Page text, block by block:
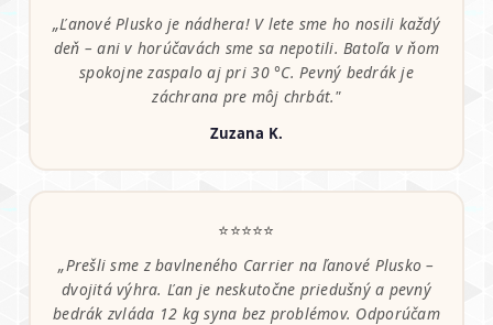
„Ľanové Plusko je nádhera! V lete sme ho nosili každý
deň – ani v horúčavách sme sa nepotili. Batoľa v ňom
spokojne zaspalo aj pri 30 °C. Pevný bedrák je
záchrana pre môj chrbát."
Zuzana K.
⭐⭐⭐⭐⭐
„Prešli sme z bavlneného Carrier na ľanové Plusko –
dvojitá výhra. Ľan je neskutočne priedušný a pevný
bedrák zvláda 12 kg syna bez problémov. Odporúčam